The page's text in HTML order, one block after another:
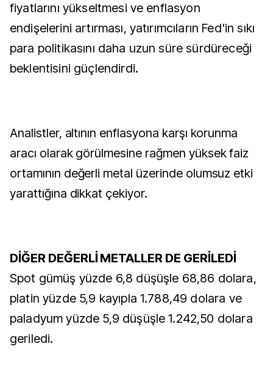
fiyatlarını yükseltmesi ve enflasyon
endişelerini artırması, yatırımcıların Fed'in sıkı
para politikasını daha uzun süre sürdüreceği
beklentisini güçlendirdi.
Analistler, altının enflasyona karşı korunma
aracı olarak görülmesine rağmen yüksek faiz
ortamının değerli metal üzerinde olumsuz etki
yarattığına dikkat çekiyor.
DİĞER DEĞERLİ METALLER DE GERİLEDİ
Spot gümüş yüzde 6,8 düşüşle 68,86 dolara,
platin yüzde 5,9 kayıpla 1.788,49 dolara ve
paladyum yüzde 5,9 düşüşle 1.242,50 dolara
geriledi.